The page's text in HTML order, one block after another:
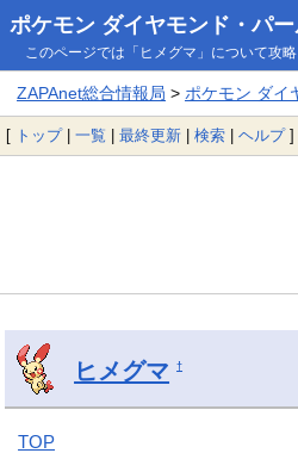
ポケモン ダイヤモンド・パ
このページでは「ヒメグマ」について攻略
ZAPAnet総合情報局 > ポケモン ダイ
[ トップ| 一覧 | 最終更新 | 検索 | ヘルプ]
ヒメグマ †
TOP